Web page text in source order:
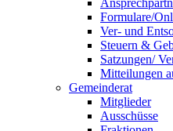
Formulare/
Ver- und
Steuern &
Satzungen/
Mitteilungen
Gemeinderat
Mitglieder
Ausschüsse